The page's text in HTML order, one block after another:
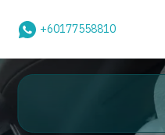
+60177558810